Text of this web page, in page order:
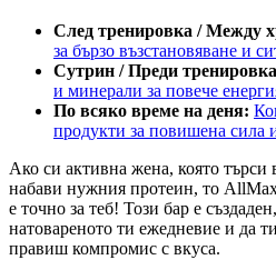
След тренировка / Между
за бързо възстановяване и
Сутрин / Преди
и минерали за повече
По всяко време на деня:
продукти за повишена сила
Ако си активна жена, която търси
набави нужния протеин, то
е точно за теб! Този бар е
натовареното ти ежедневие и да
правиш компромис с вкуса.